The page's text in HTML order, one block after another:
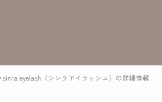
sinra eyelash（シンラアイラッシュ）の詳細情報